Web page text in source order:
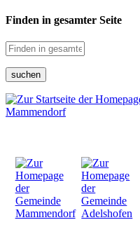
Finden in gesamter Seite
suchen